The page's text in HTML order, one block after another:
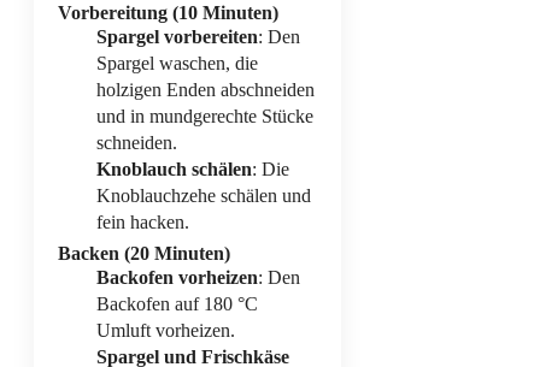
Vorbereitung (10 Minuten)
Spargel vorbereiten: Den
Spargel waschen, die
holzigen Enden abschneiden
und in mundgerechte Stücke
schneiden.
Knoblauch schälen: Die
Knoblauchzehe schälen und
fein hacken.
Backen (20 Minuten)
Backofen vorheizen: Den
Backofen auf 180 °C
Umluft vorheizen.
Spargel und Frischkäse